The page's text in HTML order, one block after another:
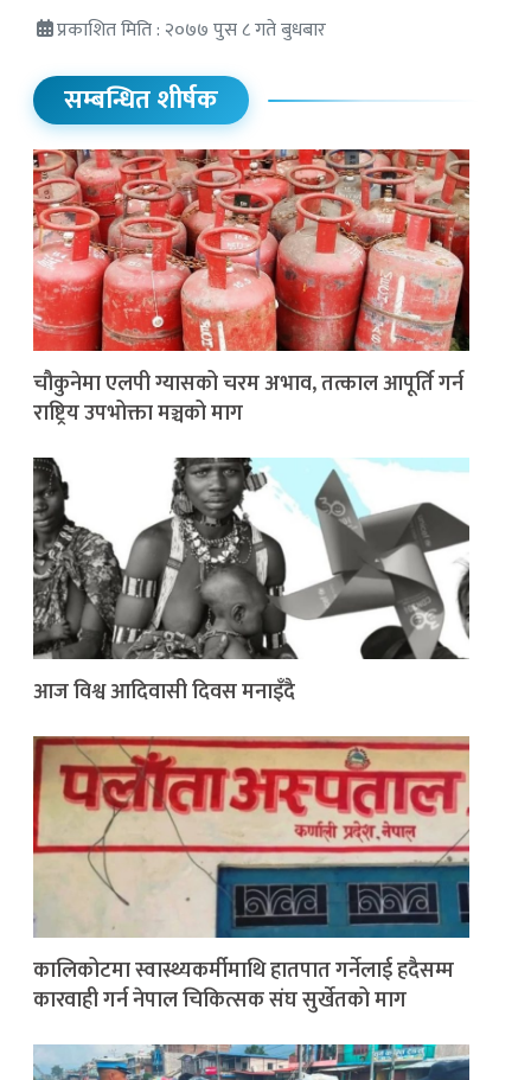
प्रकाशित मिति : २०७७ पुस ८ गते बुधबार
सम्बन्धित शीर्षक
चौकुनेमा एलपी ग्यासको चरम अभाव, तत्काल आपूर्ति गर्न
राष्ट्रिय उपभोक्ता मञ्चको माग
आज विश्व आदिवासी दिवस मनाइँदै
कालिकोटमा स्वास्थ्यकर्मीमाथि हातपात गर्नेलाई हदैसम्म
कारवाही गर्न नेपाल चिकित्सक संघ सुर्खेतको माग